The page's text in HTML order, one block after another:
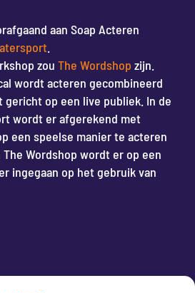
aan Soap Acteren
zou The Wordshop zijn.
wordt acteren gecombineerd
gericht op een live publiek. In de
wordt er afgerekend met
een speelse manier te acteren
Wordshop wordt er op een
ingegaan op het gebruik van